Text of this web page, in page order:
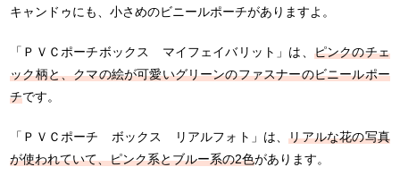
キャンドゥにも、小さめのビニールポーチがありますよ。
「ＰＶＣポーチボックス マイフェイバリット」は、 ピンクのチェ
ック柄と、クマの絵が可愛いグリーンのファスナーのビニールポー
チです。
「ＰＶＣポーチ ボックス リアルフォト」は、リアルな花の写真
が使われていて、ピンク系とブルー系の2色があります。